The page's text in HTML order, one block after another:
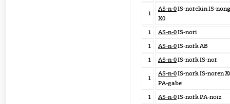
1
AS-n-0IS-norekin IS-
X0
1
AS-n-0IS-nori
1
AS-n-0IS-nork AB
1
AS-n-0IS-nork IS-nor
1
AS-n-0IS-nork IS-noren
PA-gabe
1
AS-n-0IS-nork PA-noiz